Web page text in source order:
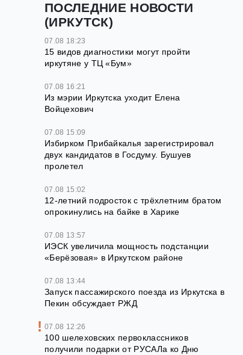
ПОСЛЕДНИЕ НОВОСТИ
(ИРКУТСК)
07.08 18:23
15 видов диагностики могут пройти
иркутяне у ТЦ «Бум»
07.08 16:21
Из мэрии Иркутска уходит Елена
Войцехович
07.08 15:09
Избирком Прибайкалья зарегистрировал
двух кандидатов в Госдуму. Бушуев
пролетел
07.08 15:02
12‑летний подросток с трёхлетним братом
опрокинулись на байке в Харике
07.08 13:57
ИЭСК увеличила мощность подстанции
«Берёзовая» в Иркутском районе
07.08 13:44
Запуск пассажирского поезда из Иркутска в
Пекин обсуждает РЖД
07.08 12:26
100 шелеховских первоклассников
получили подарки от РУСАЛа ко Дню